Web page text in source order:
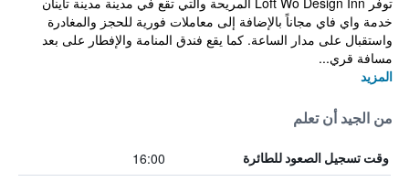
خدمة واي فاي مجاناً بالإضافة إلى معاملات فورية للحجز والمغادرة
واستقبال على مدار الساعة. كما يقع فندق المنامة والإفطار على بعد
مسافة قري...
المزيد
من الجيد أن تعلم
وقت تسجيل الصعود للطائرة 16:00